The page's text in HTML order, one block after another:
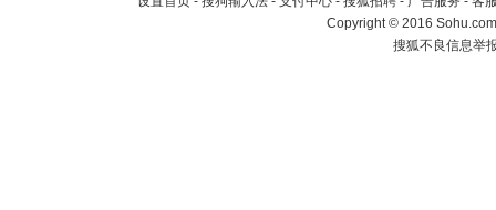
Copyright©2016
搜狐不良信息举